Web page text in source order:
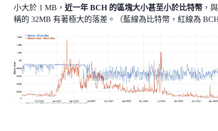
小大於 1 MB， 近一年 BCH 的區塊大小甚至小於比特幣 ，
稱的 32MB 有著極大的落差。（藍線為比特幣，紅線為